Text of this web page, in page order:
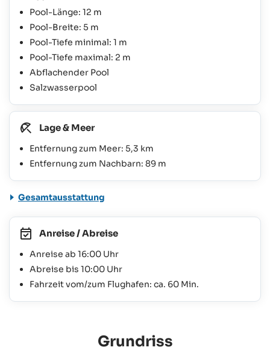
Pool-Länge: 12 m
Pool-Breite: 5 m
Pool-Tiefe minimal: 1 m
Pool-Tiefe maximal: 2 m
Abflachender Pool
Salzwasserpool
Lage & Meer
Entfernung zum Meer: 5,3 km
Entfernung zum Nachbarn: 89 m
Gesamtausstattung
Anreise / Abreise
Anreise ab 16:00 Uhr
Abreise bis 10:00 Uhr
Fahrzeit vom/zum Flughafen: ca. 60 Min.
Grundriss